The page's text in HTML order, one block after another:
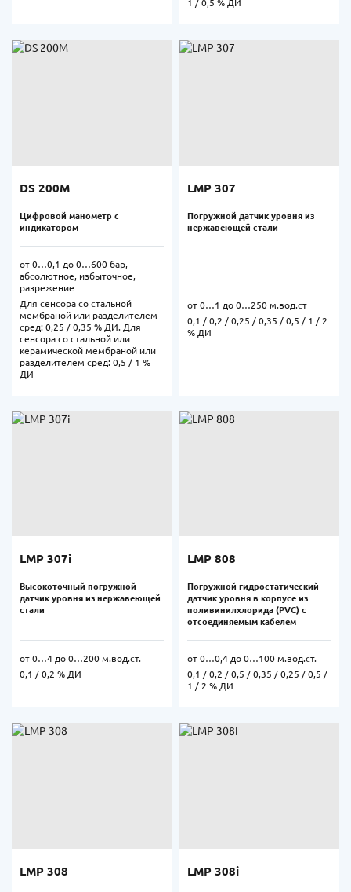
1 / 0,5 % ДИ
DS 200M
Цифровой манометр с
индикатором
от 0…0,1 до 0…600 бар,
абсолютное, избыточное,
разрежение
Для сенсора со стальной
мембраной или разделителем
сред: 0,25 / 0,35 % ДИ. Для
сенсора со стальной или
керамической мембраной или
разделителем сред: 0,5 / 1 %
ДИ
LMP 307
Погружной датчик уровня из
нержавеющей стали
от 0…1 до 0…250 м.вод.ст
0,1 / 0,2 / 0,25 / 0,35 / 0,5 / 1 / 2
% ДИ
LMP 307i
Высокоточный погружной
датчик уровня из нержавеющей
стали
от 0…4 до 0…200 м.вод.ст.
0,1 / 0,2 % ДИ
LMP 808
Погружной гидростатический
датчик уровня в корпусе из
поливинилхлорида (PVC) с
отсоединяемым кабелем
от 0…0,4 до 0…100 м.вод.ст.
0,1 / 0,2 / 0,5 / 0,35 / 0,25 / 0,5 /
1 / 2 % ДИ
LMP 308 LMP 308i